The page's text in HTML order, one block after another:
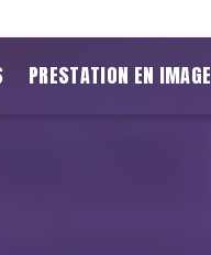
PRESTATION EN IMAGE